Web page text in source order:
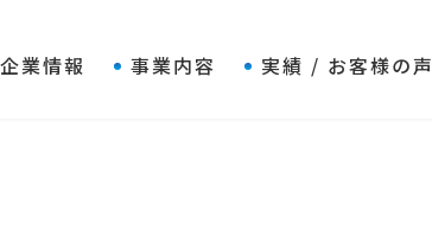
企業情報 事業内容 実績 / お客様の声